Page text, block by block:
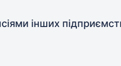
інших